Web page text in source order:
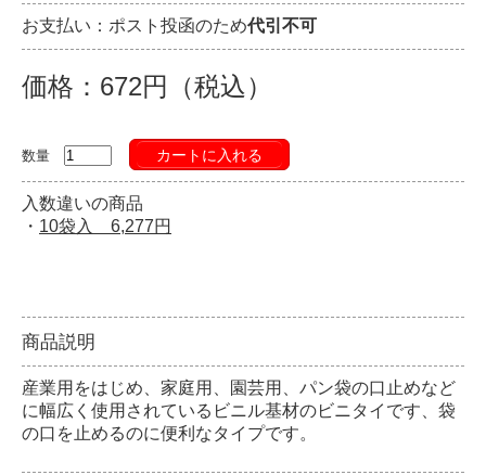
お支払い：ポスト投函のため代引不可
価格：672円（税込）
数量 カートに入れる
入数違いの商品
・ 10袋入 6,277円
商品説明
産業用をはじめ、家庭用、園芸用、パン袋の口止めなど
に幅広く使用されているビニル基材のビニタイです、袋
の口を止めるのに便利なタイプです。